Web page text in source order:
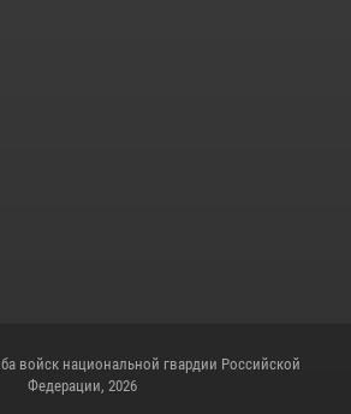
войск национальной гвардии Российской
Федерации, 2026